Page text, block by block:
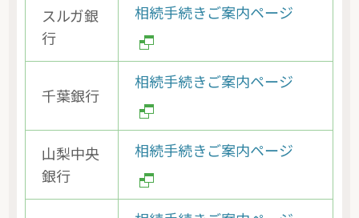
スルガ銀
行
相続手続きご案内ページ
千葉銀行
相続手続きご案内ページ
山梨中央
銀行
相続手続きご案内ページ